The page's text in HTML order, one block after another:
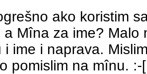
ako koristim
a Mîna za ime? Malo
i ime i naprava.
pomislim na mînu. :-[